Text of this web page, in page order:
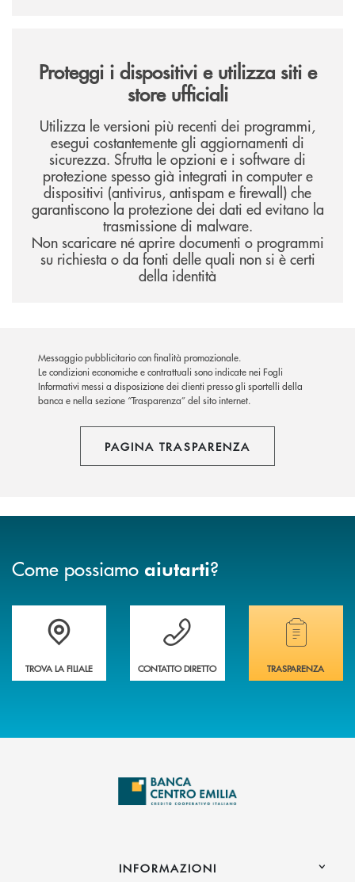
Proteggi i dispositivi e utilizza siti e
store ufficiali
Utilizza le versioni più recenti dei programmi,
esegui costantemente gli aggiornamenti di
sicurezza. Sfrutta le opzioni e i software di
protezione spesso già integrati in computer e
dispositivi (antivirus, antispam e firewall) che
garantiscono la protezione dei dati ed evitano la
trasmissione di malware.
Non scaricare né aprire documenti o programmi
su richiesta o da fonti delle quali non si è certi
della identità
Messaggio pubblicitario con finalità promozionale.
Le condizioni economiche e contrattuali sono indicate nei Fogli
Informativi messi a disposizione dei clienti presso gli sportelli della
banca e nella sezione “Trasparenza” del sito internet.
PAGINA TRASPARENZA
Come possiamo aiutarti?
Accedi all' elenco completo delle filiali
TROVA LA FILIALE
Vuoi avere maggiori informazioni sulla
CONTATTO DIRETTO
Hai bisogno di
TRASPARENZA
INFORMAZIONI